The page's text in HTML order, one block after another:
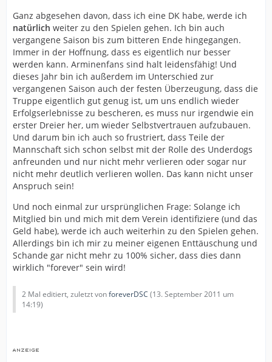
Ganz abgesehen davon, dass ich eine DK habe, werde ich
natürlich weiter zu den Spielen gehen. Ich bin auch
vergangene Saison bis zum bitteren Ende hingegangen.
Immer in der Hoffnung, dass es eigentlich nur besser
werden kann. Arminenfans sind halt leidensfähig! Und
dieses Jahr bin ich außerdem im Unterschied zur
vergangenen Saison auch der festen Überzeugung, dass die
Truppe eigentlich gut genug ist, um uns endlich wieder
Erfolgserlebnisse zu bescheren, es muss nur irgendwie ein
erster Dreier her, um wieder Selbstvertrauen aufzubauen.
Und darum bin ich auch so frustriert, dass Teile der
Mannschaft sich schon selbst mit der Rolle des Underdogs
anfreunden und nur nicht mehr verlieren oder sogar nur
nicht mehr deutlich verlieren wollen. Das kann nicht unser
Anspruch sein!
Und noch einmal zur ursprünglichen Frage: Solange ich
Mitglied bin und mich mit dem Verein identifiziere (und das
Geld habe), werde ich auch weiterhin zu den Spielen gehen.
Allerdings bin ich mir zu meiner eigenen Enttäuschung und
Schande gar nicht mehr zu 100% sicher, dass dies dann
wirklich "forever" sein wird!
2 Mal editiert, zuletzt vonforeverDSC (13. September 2011 um
14:19)